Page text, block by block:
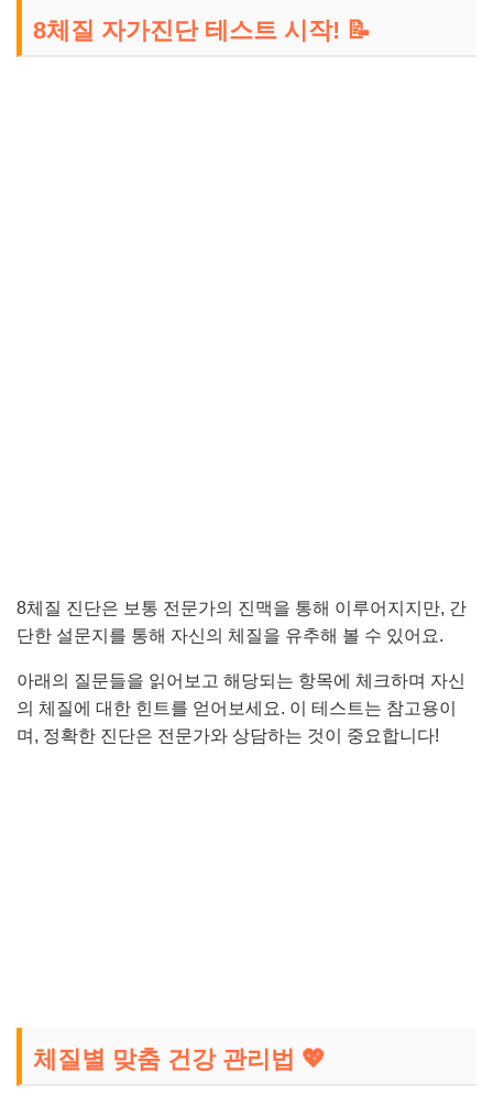
8체질 자가진단 테스트 시작! 📝
8체질 진단은 보통 전문가의 진맥을 통해 이루어지지만, 간
단한 설문지를 통해 자신의 체질을 유추해 볼 수 있어요.
아래의 질문들을 읽어보고 해당되는 항목에 체크하며 자신
의 체질에 대한 힌트를 얻어보세요. 이 테스트는 참고용이
며, 정확한 진단은 전문가와 상담하는 것이 중요합니다!
체질별 맞춤 건강 관리법 💖